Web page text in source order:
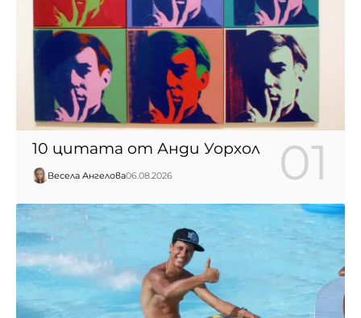
10 цитата от Анди Уорхол
Весела Ангелова06.08.2026